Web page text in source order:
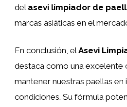
del asevi limpiador de
marcas asiáticas en el
En conclusión, elAsevi
destaca como una excelente
mantener nuestras paellas en
condiciones. Su fórmula